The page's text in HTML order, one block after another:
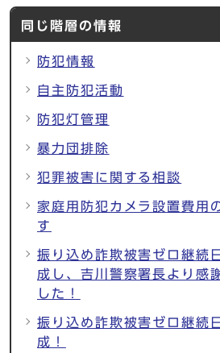
同じ階層の情報
防犯情報
自主防犯活動
防犯灯管理
暴力団排除
犯罪被害に関する相談
家庭用防犯カメラ設置費用
す
振り込め詐欺被害ゼロ継続
成し、吉川警察署長より感
した！
振り込め詐欺被害ゼロ継続
成！